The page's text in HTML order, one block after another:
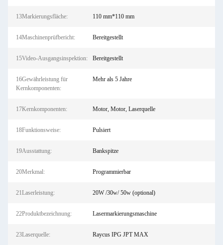
13Markierungsfläche: 110 mm*110 mm
14Maschinenprüfbericht: Bereitgestellt
15Video-Ausgangsinspektion: Bereitgestellt
16Gewährleistung für
Kernkomponenten:
Mehr als 5 Jahre
17Kernkomponenten: Motor, Motor, Laserquelle
18Funktionsweise: Pulsiert
19Ausstattung: Bankspitze
20Merkmal: Programmierbar
21Laserleistung: 20W /30w/ 50w (optional)
22Produktbezeichnung: Lasermarkierungsmaschine
23Laserquelle: Raycus IPG JPT MAX